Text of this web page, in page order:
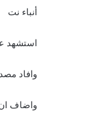
أنباء نت
استشهد
وافاد
واضاف ان